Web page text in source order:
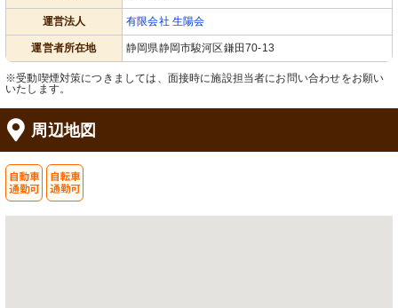
温かみのある和風デザインの共用スペ
ースです。ゆったりとくつろげる座席
が配置されています。
運営法人 有限会社 生陽会
運営者所在地 静岡県静岡市駿河区鎌田70-13
※受動喫煙対策につきましては、面接時に施設担当者にお問い合わせをお願い
いたします。
周辺地図